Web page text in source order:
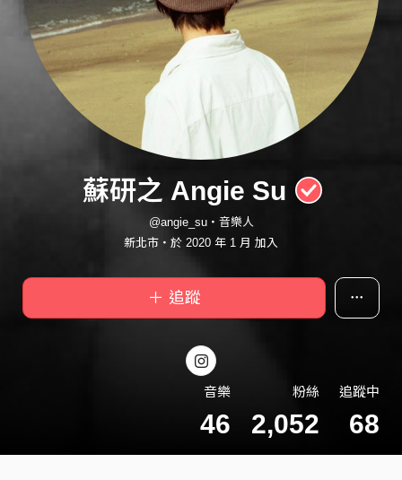
蘇研之 Angie Su
@angie_su・音樂人
新北市・於 2020 年 1 月 加入
＋ 追蹤
音樂
46
粉絲
2,052
追蹤中
68